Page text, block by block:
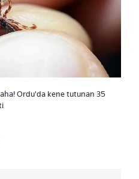
Ordu'da kene tutunan 35